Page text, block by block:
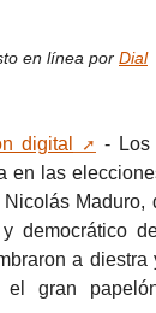
en línea por Dial
digital
- Los
en las
democrático
a
gran